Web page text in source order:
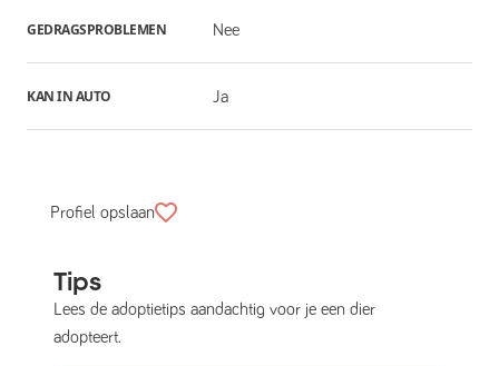
GEDRAGSPROBLEMEN Nee
KAN IN AUTO Ja
Profiel opslaan
Tips
Lees de adoptietips aandachtig voor je een dier
adopteert.